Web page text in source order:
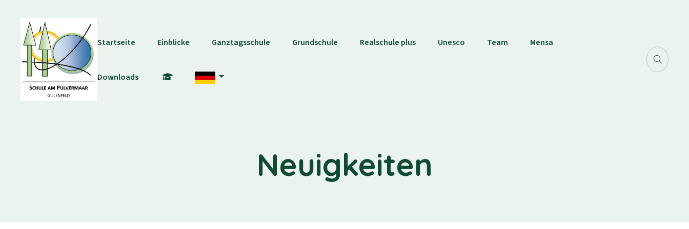
Startseite Einblicke Ganztagsschule Grundschule Realschule plus Unesco Team Mensa
Downloads
Neuigkeiten